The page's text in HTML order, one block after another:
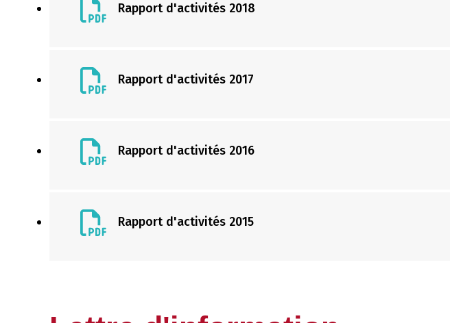
Rapport d'activités 2018
Rapport d'activités 2017
Rapport d'activités 2016
Rapport d'activités 2015